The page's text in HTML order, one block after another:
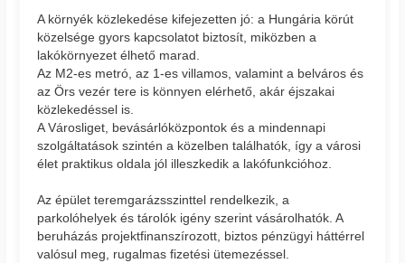
A környék közlekedése kifejezetten jó: a Hungária körút
közelsége gyors kapcsolatot biztosít, miközben a
lakókörnyezet élhető marad.
Az M2-es metró, az 1-es villamos, valamint a belváros és
az Örs vezér tere is könnyen elérhető, akár éjszakai
közlekedéssel is.
A Városliget, bevásárlóközpontok és a mindennapi
szolgáltatások szintén a közelben találhatók, így a városi
élet praktikus oldala jól illeszkedik a lakófunkcióhoz.
Az épület teremgarázsszinttel rendelkezik, a
parkolóhelyek és tárolók igény szerint vásárolhatók. A
beruházás projektfinanszírozott, biztos pénzügyi háttérrel
valósul meg, rugalmas fizetési ütemezéssel.